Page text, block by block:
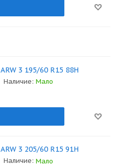
3 195/60 R15 88H
Наличие: Мало
3 205/60 R15 91H
Наличие: Мало